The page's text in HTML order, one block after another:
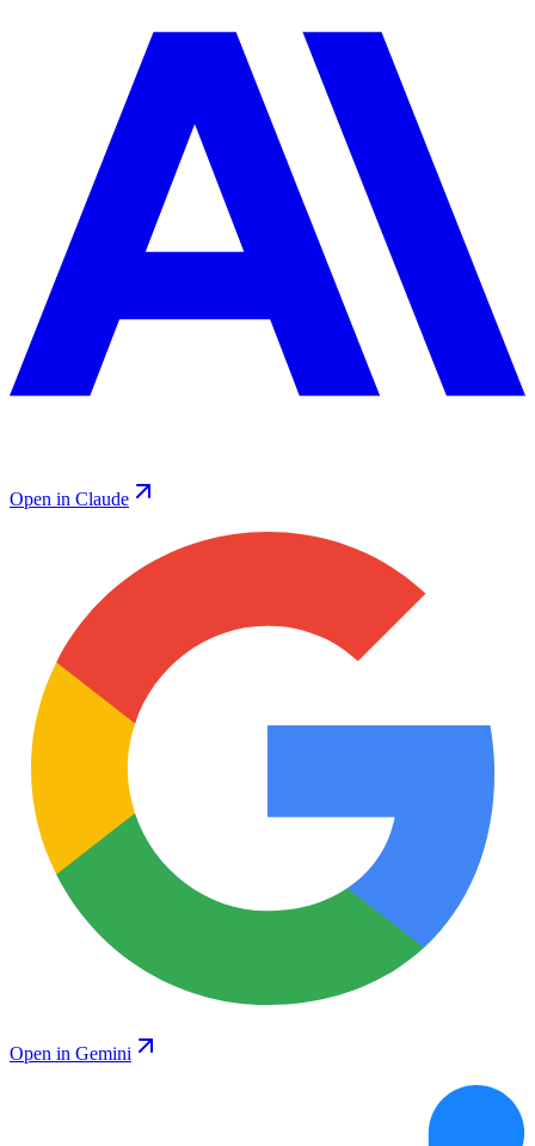
Open in Claude
Open in Gemini